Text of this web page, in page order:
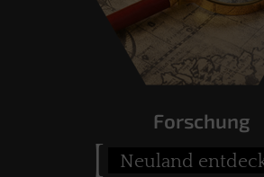
Forschung
Neuland